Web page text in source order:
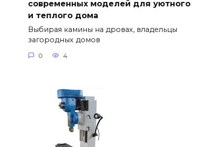
современных моделей для уютного
и теплого дома
Выбирая камины на дровах, владельцы
загородных домов
0 4